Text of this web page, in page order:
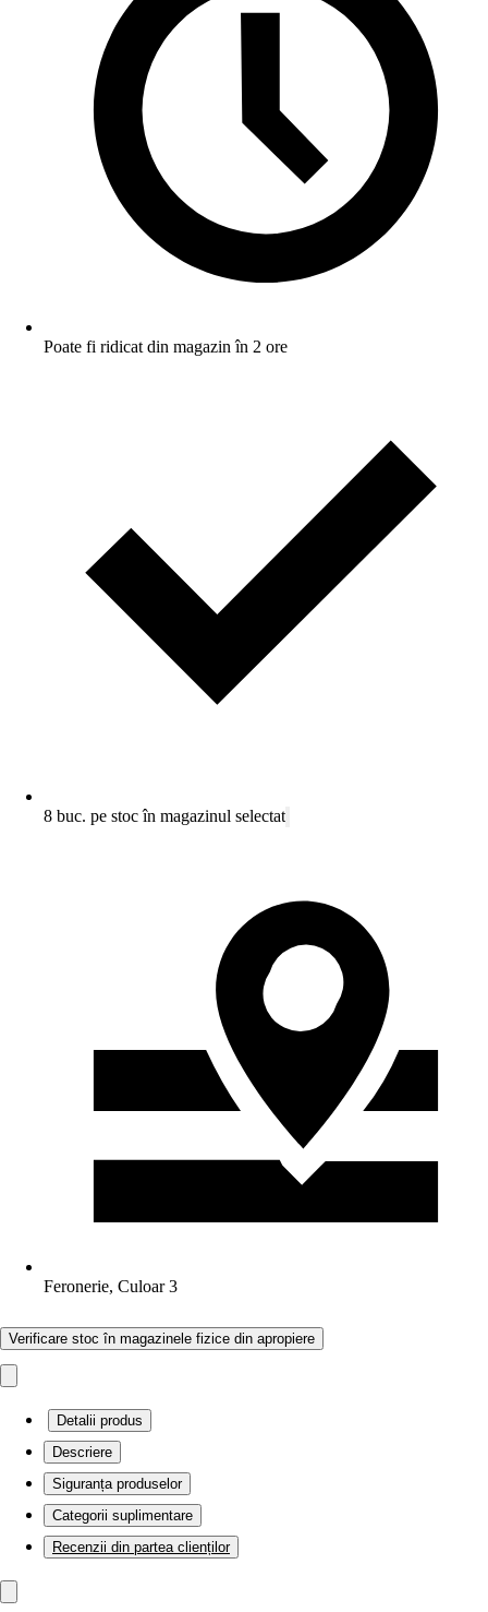
Poate fi ridicat din magazin în 2 ore
8 buc. pe stoc în magazinul selectat
Feronerie, Culoar 3
Verificare stoc în magazinele fizice din apropiere
Detalii produs
Descriere
Siguranța produselor
Categorii suplimentare
Recenzii din partea clienților